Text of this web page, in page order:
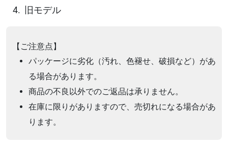
旧モデル​​
【ご注意点】
パッケージに劣化（汚れ、色褪せ、破損など）があ
る場合があります。
商品の不良以外でのご返品は承りません。
在庫に限りがありますので、売切れになる場合があ
ります。